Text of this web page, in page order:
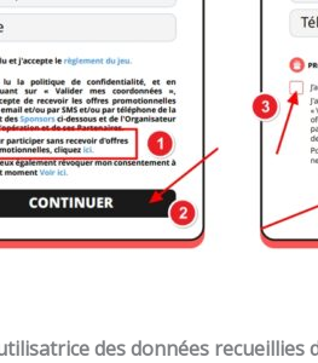
des données recueillies